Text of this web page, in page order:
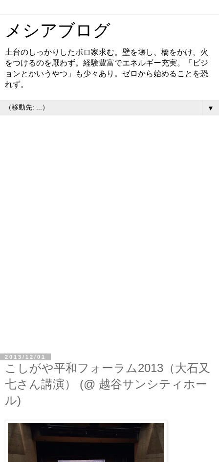
メシアブログ
土台のしっかりしたボロ家求む。壁を壊し、橋をかけ、火
をつけるのを厭わず。経験豊富でエネルギー充実。「ビジ
ョンとかいうやつ」も少々あり。ゼロから始めることを恐
れず。
▼
2013/12/01
こしがや平和フォーラム2013（大石又
七さん講演） (@ 越谷サンシティホー
ル)